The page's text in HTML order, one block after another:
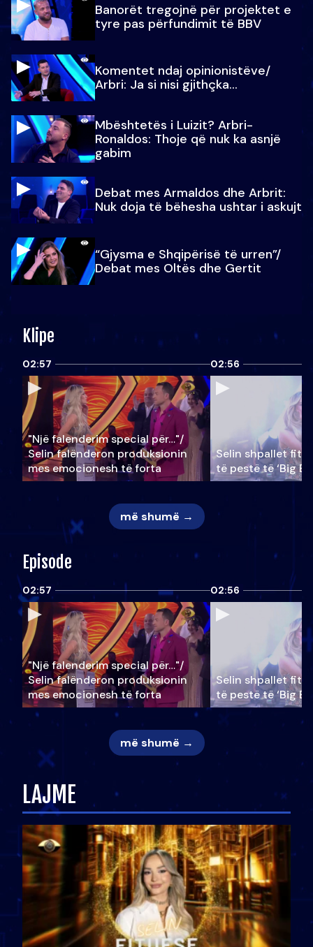
Banorët tregojnë për projektet e
tyre pas përfundimit të BBV
Komentet ndaj opinionistëve/
Arbri: Ja si nisi gjithçka…
Mbështetës i Luizit? Arbri-
Ronaldos: Thoje që nuk ka asnjë
gabim
Debat mes Armaldos dhe Arbrit:
Nuk doja të bëhesha ushtar i askujt
“Gjysma e Shqipërisë të urren”/
Debat mes Oltës dhe Gertit
Klipe
02:57
"Një falenderim special për…"/
Selin falënderon produksionin
mes emocionesh të forta
02:56
Selin shpallet
të pestë të ‘Big
më shumë →
Episode
02:57
"Një falenderim special për…"/
Selin falënderon produksionin
mes emocionesh të forta
02:56
Selin shpallet
të pestë të ‘Big
më shumë →
LAJME